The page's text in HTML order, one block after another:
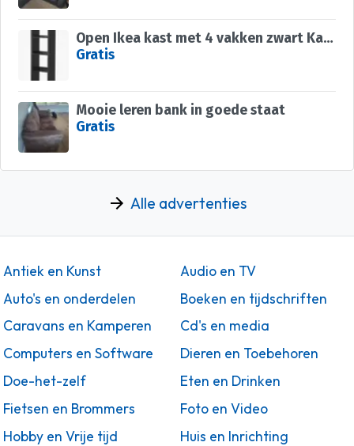
Open Ikea kast met 4 vakken zwart Kallax
Gratis
Mooie leren bank in goede staat
Gratis
Alle advertenties
Antiek en Kunst
Audio en TV
Auto's en onderdelen
Boeken en tijdschriften
Caravans en Kamperen
Cd's en media
Computers en Software
Dieren en Toebehoren
Doe-het-zelf
Eten en Drinken
Fietsen en Brommers
Foto en Video
Hobby en Vrije tijd
Huis en Inrichting